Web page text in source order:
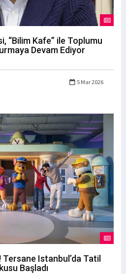
“Bilim Kafe” ile Toplumu
Devam Ediyor
5 Mar 2026
Istanbul’da Tatil
Başladı